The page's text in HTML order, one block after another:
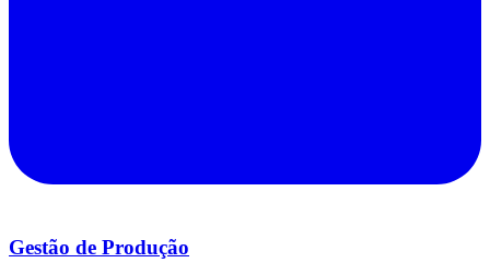
Gestão de Produção